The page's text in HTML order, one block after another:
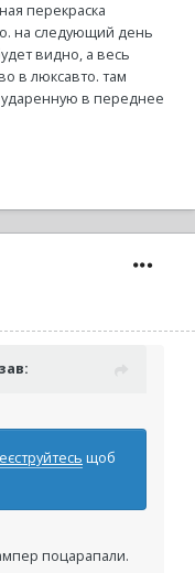
перекраска
на следующий день
видно, а весь
в люксавто. там
ударенную в переднее
щоб
поцарапали.